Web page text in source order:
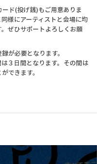
ード(投げ銭)もご用意ありま
様にアーティストと会場に均
ぜひサポートよろしくお願
が必要となります。
３日間となります。その間は
できます。